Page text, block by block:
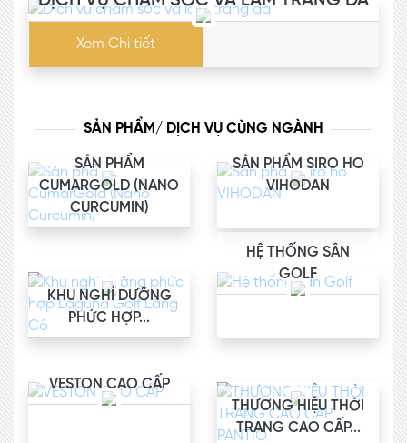
Xem Chi tiết
SẢN PHẨM/ DỊCH VỤ CÙNG NGÀNH
SẢN PHẨM
CUMARGOLD (NANO
CURCUMIN)
SẢN PHẨM SIRO HO
VIHODAN
KHU NGHỈ DƯỠNG
PHỨC HỢP...
HỆ THỐNG SÂN
GOLF
VESTON CAO CẤP
THƯƠNG HIỆU THỜI
TRANG CAO CẤP...